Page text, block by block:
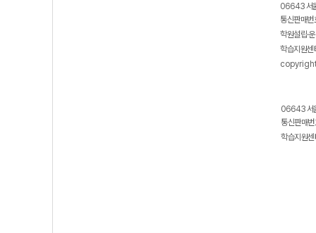
06643 서
통신판매
학원설립·
학습지원
06643 서
통신판매
학습지원